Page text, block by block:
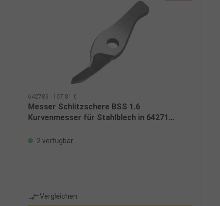
642783 - 107,81 €
Messer Schlitzschere BSS 1.6
Kurvenmesser für Stahlblech in 64271…
2 verfügbar
Vergleichen